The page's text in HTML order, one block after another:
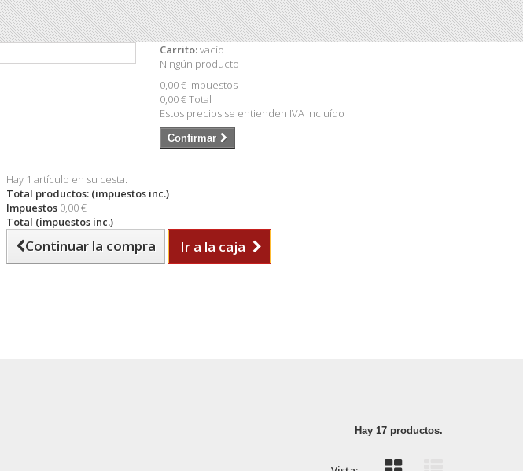
Carrito:vacío
Ningún producto
0,00 € Impuestos
0,00 €Total
Estos precios se entienden IVA incluído
Confirmar
Hay 1 artículo en su cesta.
Total productos: (impuestos inc.)
Impuestos 0,00 €
Total (impuestos inc.)
Continuar la compra Ir a la caja
Hay 17 productos.